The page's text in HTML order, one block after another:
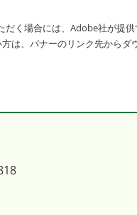
だく場合には、Adobe社が提供
は、バナーのリンク先からダ